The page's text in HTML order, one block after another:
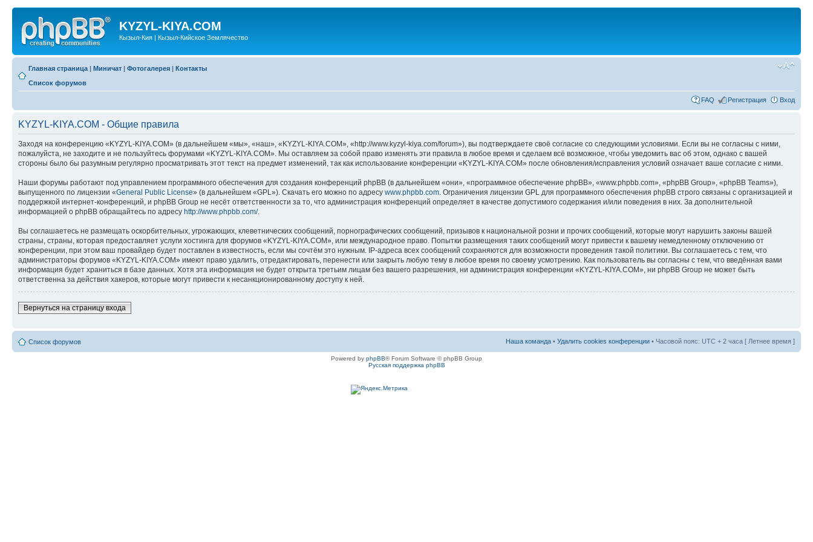
KYZYL-KIYA.COM
Кызыл-Кия | Кызыл-Кийское Землячество
Главная страница | Миничат | Фотогалерея | Контакты
Список форумов
FAQ Регистрация Вход
KYZYL-KIYA.COM - Общие правила
Заходя на конференцию «KYZYL-KIYA.COM» (в дальнейшем «мы», «наш», «KYZYL-KIYA.COM», «http://www.kyzyl-kiya.com/forum»), вы подтверждаете своё согласие со следующими условиями. Если вы не согласны с ними,
пожалуйста, не заходите и не пользуйтесь форумами «KYZYL-KIYA.COM». Мы оставляем за собой право изменять эти правила в любое время и сделаем всё возможное, чтобы уведомить вас об этом, однако с вашей
стороны было бы разумным регулярно просматривать этот текст на предмет изменений, так как использование конференции «KYZYL-KIYA.COM» после обновления/исправления условий означает ваше согласие с ними.
Наши форумы работают под управлением программного обеспечения для создания конференций phpBB (в дальнейшем «они», «программное обеспечение phpBB», «www.phpbb.com», «phpBB Group», «phpBB Teams»),
выпущенного по лицензии «General Public License» (в дальнейшем «GPL»). Скачать его можно по адресу www.phpbb.com . Ограничения лицензии GPL для программного обеспечения phpBB строго связаны с организацией и
поддержкой интернет-конференций, и phpBB Group не несёт ответственности за то, что администрация конференций определяет в качестве допустимого содержания и/или поведения в них. За дополнительной
информацией о phpBB обращайтесь по адресу http://www.phpbb.com/.
Вы соглашаетесь не размещать оскорбительных, угрожающих, клеветнических сообщений, порнографических сообщений, призывов к национальной розни и прочих сообщений, которые могут нарушить законы вашей
страны, страны, которая предоставляет услуги хостинга для форумов «KYZYL-KIYA.COM», или международное право. Попытки размещения таких сообщений могут привести к вашему немедленному отключению от
конференции, при этом ваш провайдер будет поставлен в известность, если мы сочтём это нужным. IP-адреса всех сообщений сохраняются для возможности проведения такой политики. Вы соглашаетесь с тем, что
администраторы форумов «KYZYL-KIYA.COM» имеют право удалить, отредактировать, перенести или закрыть любую тему в любое время по своему усмотрению. Как пользователь вы согласны с тем, что введённая вами
информация будет храниться в базе данных. Хотя эта информация не будет открыта третьим лицам без вашего разрешения, ни администрация конференции «KYZYL-KIYA.COM», ни phpBB Group не может быть
ответственна за действия хакеров, которые могут привести к несанкционированному доступу к ней.
Вернуться на страницу входа
Список форумов Наша команда • Удалить cookies конференции • Часовой пояс: UTC + 2 часа [ Летнее время ]
Powered by phpBB® Forum Software © phpBB Group
Русская поддержка phpBB